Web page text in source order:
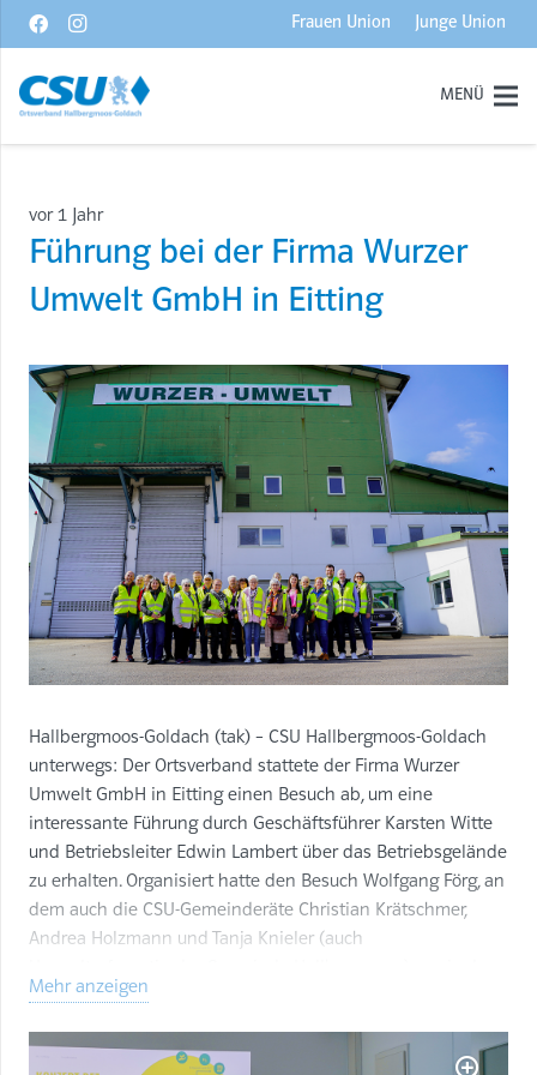
Frauen Union Junge Union
MENÜ
vor 1 Jahr
Führung bei der Firma Wurzer
Umwelt GmbH in Eitting
Hallbergmoos-Goldach (tak) – CSU Hallbergmoos-Goldach
unterwegs: Der Ortsverband stattete der Firma Wurzer
Umwelt GmbH in Eitting einen Besuch ab, um eine
interessante Führung durch Geschäftsführer Karsten Witte
und Betriebsleiter Edwin Lambert über das Betriebsgelände
zu erhalten. Organisiert hatte den Besuch Wolfgang Förg, an
dem auch die CSU-Gemeinderäte Christian Krätschmer,
Andrea Holzmann und Tanja Knieler (auch
Vorsitzende der CSU-Kreistagsfraktion, Manuel Mück, und
Mehr anzeigen